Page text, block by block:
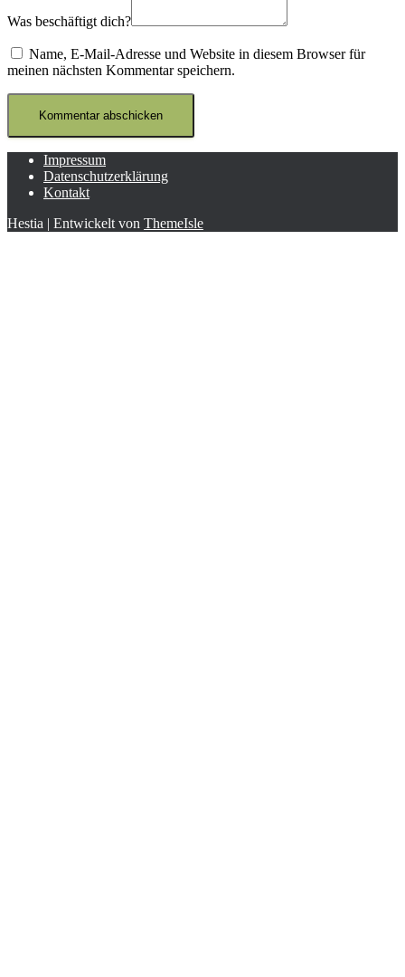
Was beschäftigt dich?
Name, E-Mail-Adresse und Website in diesem Browser für
meinen nächsten Kommentar speichern.
Impressum
Datenschutzerklärung
Kontakt
Hestia | Entwickelt von ThemeIsle